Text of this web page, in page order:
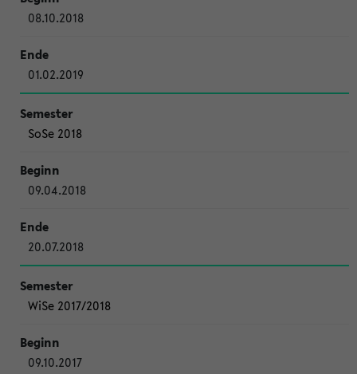
08.10.2018
01.02.2019
SoSe 2018
09.04.2018
20.07.2018
WiSe 2017/2018
09.10.2017